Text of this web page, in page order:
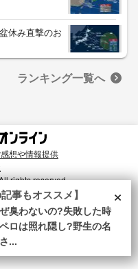
休み直撃のお
ランキング一覧へ
想や情報提供
rights reserved.
致したコンテンツや広告配信を提供する
イバシーポリシー をご確認ください。×
記事もオススメ】
臭わないの?失敗した時
ロは照れ隠し?野生の名
...